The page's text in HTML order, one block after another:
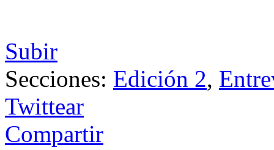
Subir
Secciones: Edición 2,
Twittear
Compartir